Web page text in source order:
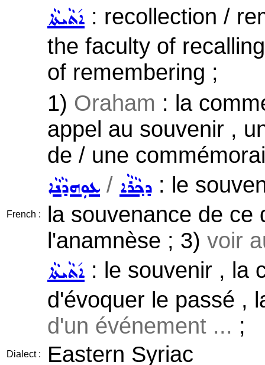
ܐ݇ܬܵܝܬܵܐ : recollection /
the faculty of
of remembering ;
French :
1) Oraham : la
appel au souvenir ,
de / une
ܥܘܼܗܕܵܢܵܐ / ܕܟ݂ܵܪܵܐ : le
la souvenance de ce
l'anamnèse ; 3) voir
ܐ݇ܬܵܝܬܵܐ : le souvenir , la
d'évoquer le passé ,
d'un événement ... ;
Dialect : Eastern Syriac